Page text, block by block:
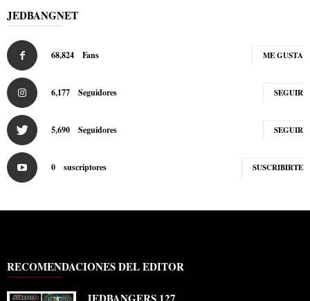
JEDBANGNET
68,824 Fans ME GUSTA
6,177 Seguidores SEGUIR
5,690 Seguidores SEGUIR
0 suscriptores SUSCRIBIRTE
RECOMENDACIONES DEL EDITOR